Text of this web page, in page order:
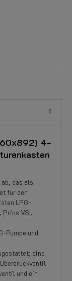
4-
ab, das als
für den
LPG-
Prins VSI,
Pumpe und
eine
und ein